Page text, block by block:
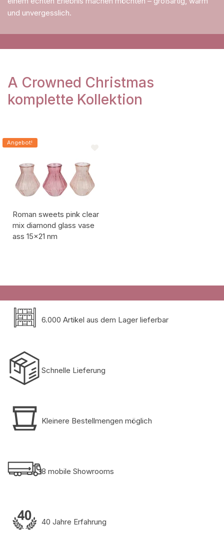
und unvergesslich.
A Crowned Christmas
komplette Kollektion
Angebot!
Roman sweets pink clear
mix diamond glass vase
ass 15x21 nm
6.000 Artikel aus dem Lager lieferbar
Schnelle Lieferung
Kleinere Bestellmengen möglich
8 mobile Showrooms
40 Jahre Erfahrung